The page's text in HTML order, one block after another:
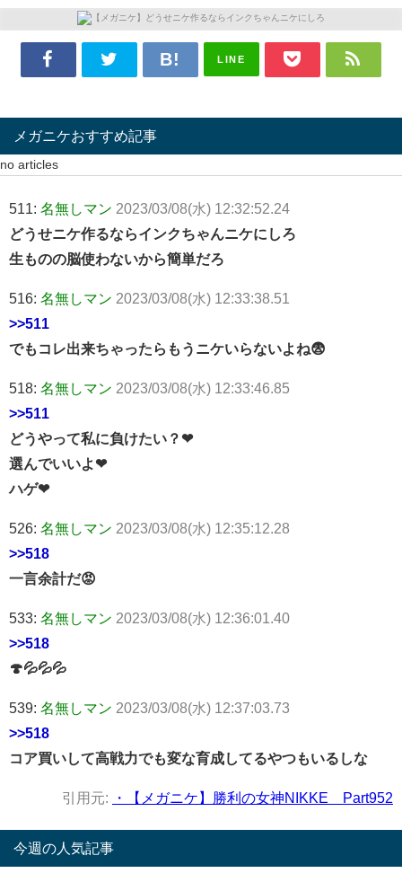
LINE
メガニケおすすめ記事
no articles
511: 名無しマン 2023/03/08(水) 12:32:52.24
どうせニケ作るならインクちゃんニケにしろ
生ものの脳使わないから簡単だろ
516: 名無しマン 2023/03/08(水) 12:33:38.51
>>511
でもコレ出来ちゃったらもうニケいらないよね😨
518: 名無しマン 2023/03/08(水) 12:33:46.85
>>511
どうやって私に負けたい？❤
選んでいいよ❤
ハゲ❤
526: 名無しマン 2023/03/08(水) 12:35:12.28
>>518
一言余計だ😡
533: 名無しマン 2023/03/08(水) 12:36:01.40
>>518
🍄💦💦💦
539: 名無しマン 2023/03/08(水) 12:37:03.73
>>518
コア買いして高戦力でも変な育成してるやつもいるしな
引用元: ・【メガニケ】勝利の女神NIKKE Part952
今週の人気記事